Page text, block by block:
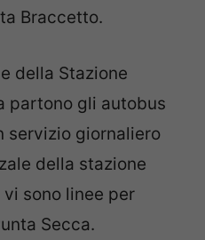
Braccetto.
della Stazione
partono gli autobus
servizio giornaliero
della stazione
sono linee per
Secca.